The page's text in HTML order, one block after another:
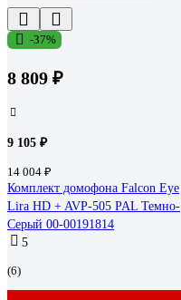
-37%
8 809 ₽
9 105 ₽
14 004 ₽
Комплект домофона Falcon Eye
Lira HD + AVP-505 PAL Темно-
Серый 00-00191814
5
(6)